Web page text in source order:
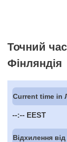
Точний
Фінляндія
Current time in
--:-- EEST
Відхилення